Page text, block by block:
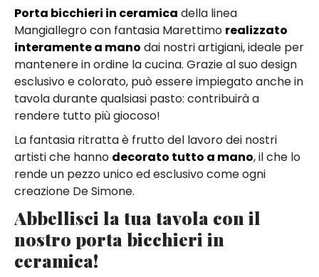
Porta bicchieri in ceramica della linea
Mangiallegro con fantasia Marettimo realizzato
interamente a mano dai nostri artigiani, ideale per
mantenere in ordine la cucina. Grazie al suo design
esclusivo e colorato, può essere impiegato anche in
tavola durante qualsiasi pasto: contribuirà a
rendere tutto più giocoso!
La fantasia ritratta è frutto del lavoro dei nostri
artisti che hanno decorato tutto a mano, il che lo
rende un pezzo unico ed esclusivo come ogni
creazione De Simone.
Abbellisci la tua tavola con il
nostro porta bicchieri in
ceramica!